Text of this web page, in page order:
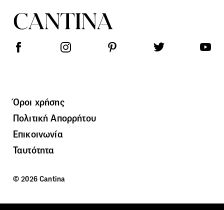
Όροι χρήσης
Πολιτική Απορρήτου
Επικοινωνία
Ταυτότητα
© 2026 Cantina